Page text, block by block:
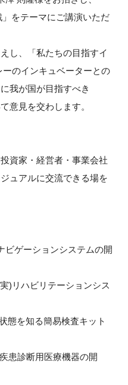
」をテーマにご講演いただ
し、「私たちの目指すイ
のインキュベーターとの
我が国が目指すべき
意見を交わします。
資家・経営者・事業会社
ュアルに交流できる場を
ビゲーションシステムの開
)リハビリテーションシス
態を知る簡易検査キット
患診断用医療機器の開